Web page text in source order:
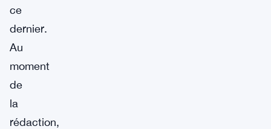
ce
dernier.
Au
moment
de
la
rédaction,